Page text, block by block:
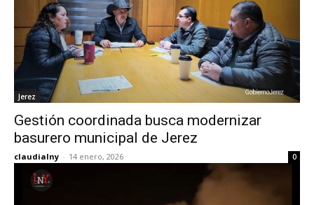
Jerez
Gestión coordinada busca modernizar
basurero municipal de Jerez
claudialny - 14 enero, 2026 0